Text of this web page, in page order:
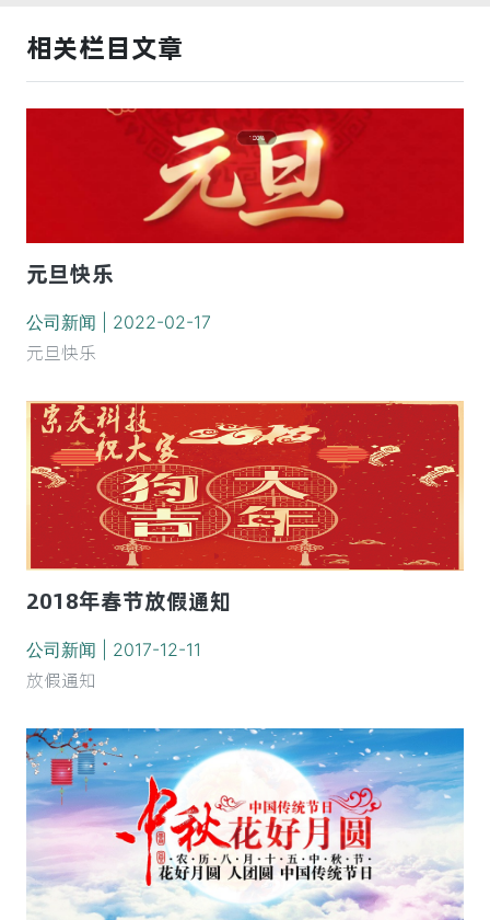
相关栏目文章
元旦快乐
公司新闻 | 2022-02-17
元旦快乐
2018年春节放假通知
公司新闻 | 2017-12-11
放假通知